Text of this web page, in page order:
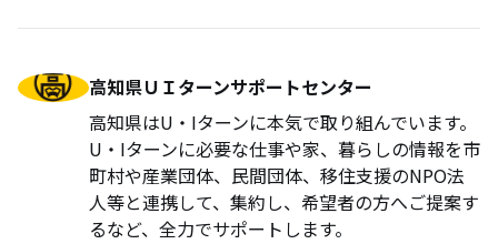
高知県ＵＩターンサポートセンター
高知県はU・Iターンに本気で取り組んでいます。
U・Iターンに必要な仕事や家、暮らしの情報を市
町村や産業団体、民間団体、移住支援のNPO法
人等と連携して、集約し、希望者の方へご提案す
るなど、全力でサポートします。